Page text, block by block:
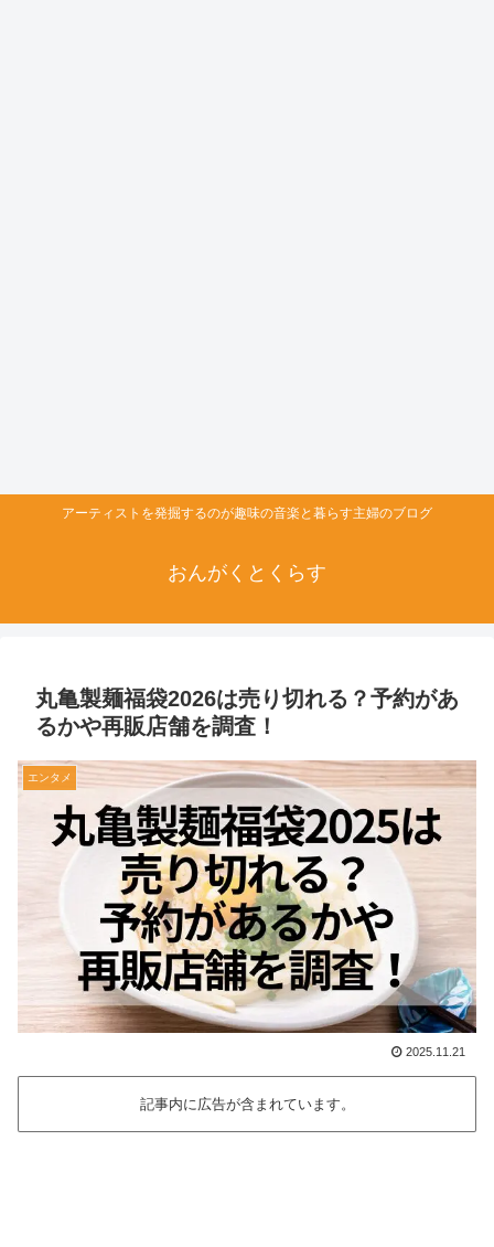
アーティストを発掘するのが趣味の音楽と暮らす主婦のブログ
おんがくとくらす
丸亀製麺福袋2026は売り切れる？予約があ
るかや再販店舗を調査！
エンタメ
2025.11.21
記事内に広告が含まれています。